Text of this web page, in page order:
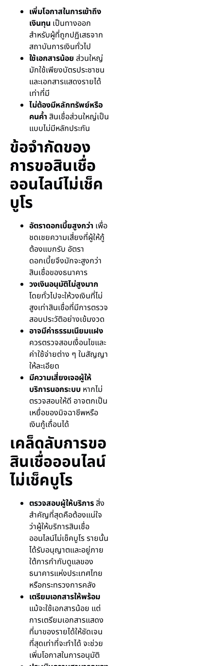
เพิ่มโอกาสในการเข้าถึง
เงินทุน เป็นทางออก
สำหรับผู้ที่ถูกปฏิเสธจาก
สถาบันการเงินทั่วไป
ใช้เอกสารน้อย ส่วนใหญ่
มักใช้เพียงบัตรประชาชน
และเอกสารแสดงรายได้
เท่าที่มี
ไม่ต้องมีหลักทรัพย์หรือ
คนค้ำ สินเชื่อส่วนใหญ่เป็น
แบบไม่มีหลักประกัน
ข้อจำกัดของ
การขอสินเชื่อ
ออนไลน์ไม่เช็ค
บูโร
อัตราดอกเบี้ยสูงกว่า เพื่อ
ชดเชยความเสี่ยงที่ผู้ให้กู้
ต้องแบกรับ อัตรา
ดอกเบี้ยจึงมักจะสูงกว่า
สินเชื่อของธนาคาร
วงเงินอนุมัติไม่สูงมาก
โดยทั่วไปจะให้วงเงินที่ไม่
สูงเท่าสินเชื่อที่มีการตรวจ
สอบประวัติอย่างเข้มงวด
อาจมีค่าธรรมเนียมแฝง
ควรตรวจสอบเงื่อนไขและ
ค่าใช้จ่ายต่าง ๆ ในสัญญา
ให้ละเอียด
มีความเสี่ยงเจอผู้ให้
บริการนอกระบบ หากไม่
ตรวจสอบให้ดี อาจตกเป็น
เหยื่อของมิจฉาชีพหรือ
เงินกู้เถื่อนได้
เคล็ดลับการขอ
สินเชื่อออนไลน์
ไม่เช็คบูโร
ตรวจสอบผู้ให้บริการสิ่ง
สำคัญที่สุดคือต้องแน่ใจ
ว่าผู้ให้บริการสินเชื่อ
ออนไลน์ไม่เช็คบูโร รายนั้น
ได้รับอนุญาตและอยู่ภาย
ใต้การกำกับดูแลของ
ธนาคารแห่งประเทศไทย
หรือกระทรวงการคลัง
เตรียมเอกสารให้พร้อม
แม้จะใช้เอกสารน้อย แต่
การเตรียมเอกสารแสดง
ที่มาของรายได้ให้ชัดเจน
ที่สุดเท่าที่จะทำได้ จะช่วย
เพิ่มโอกาสในการอนุมัติ